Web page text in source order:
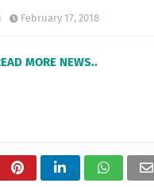
February 17, 2018
MORE NEWS..